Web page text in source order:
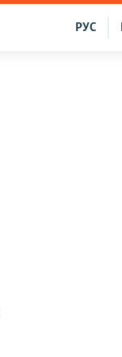
РУС